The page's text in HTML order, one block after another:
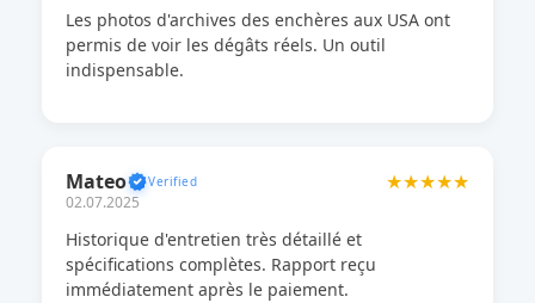
Les photos d'archives des enchères aux USA ont
permis de voir les dégâts réels. Un outil
indispensable.
Mateo
02.07.2025
★★★★★
Historique d'entretien très détaillé et
spécifications complètes. Rapport reçu
immédiatement après le paiement.